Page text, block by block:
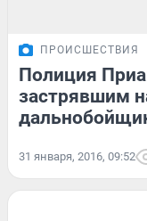
ПРОИСШЕСТВИЯ
Полиция
застрявшим
31 января, 2016, 09:52